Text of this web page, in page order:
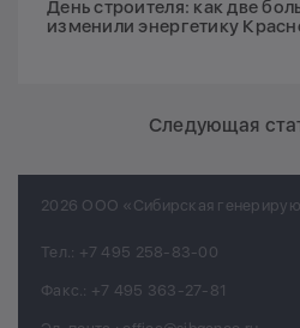
День строителя: как две
изменили энергетику
Следующая
2026 ООО «Сибирская
Тел.: +7 495 258-83-00
Факс.: +7 495 363-27-81